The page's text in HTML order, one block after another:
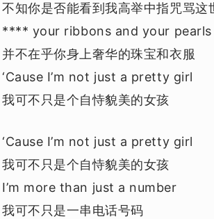
不知你是否能看到我高举中指咒骂这
**** your ribbons and your pearls
并不在乎你身上奢华的珠宝和衣服
‘Cause I’m not just a pretty girl
我可不只是个自恃貌美的女孩
‘Cause I’m not just a pretty girl
我可不只是个自恃貌美的女孩
I’m more than just a number
我可不只是一串电话号码